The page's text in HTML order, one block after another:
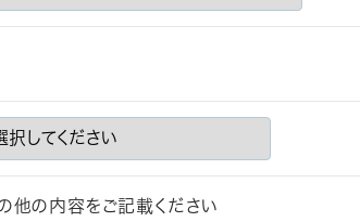
他の内容をご記載ください